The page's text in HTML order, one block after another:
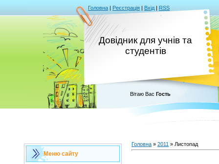
Головна | Реєстрація | Вхід | RSS
Довідник для учнів та
студентів
Вітаю Вас Гость
Меню сайту
Головна » 2011 » Листопад